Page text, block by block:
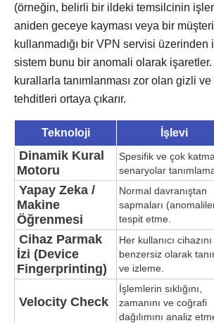
(örneğin, belirli bir ildeki temsilcinin
aniden geceye kayması veya bir
kullanmadığı bir VPN servisi üzerinden
sistem bunu bir anomali olarak
kurallarla tanımlanması zor olan gizli ve
tehditleri ortaya çıkarır.
Teknoloji İşlevi
Dinamik Kural
Motoru
Spesifik ve çok
senaryolar
Yapay Zeka /
Makine
Öğrenmesi
Normal davranıştan
sapmaları
tespit etme.
Cihaz Parmak
İzi (Device
Fingerprinting)
Her kullanıcı cihazını
benzersiz olarak
ve izleme.
Velocity Check
İşlemlerin sıklığını,
zamanını ve coğrafi
dağılımını analiz